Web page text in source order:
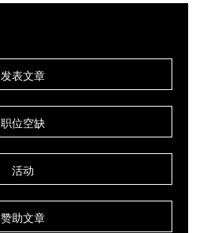
发表文章
职位空缺
活动
赞助文章